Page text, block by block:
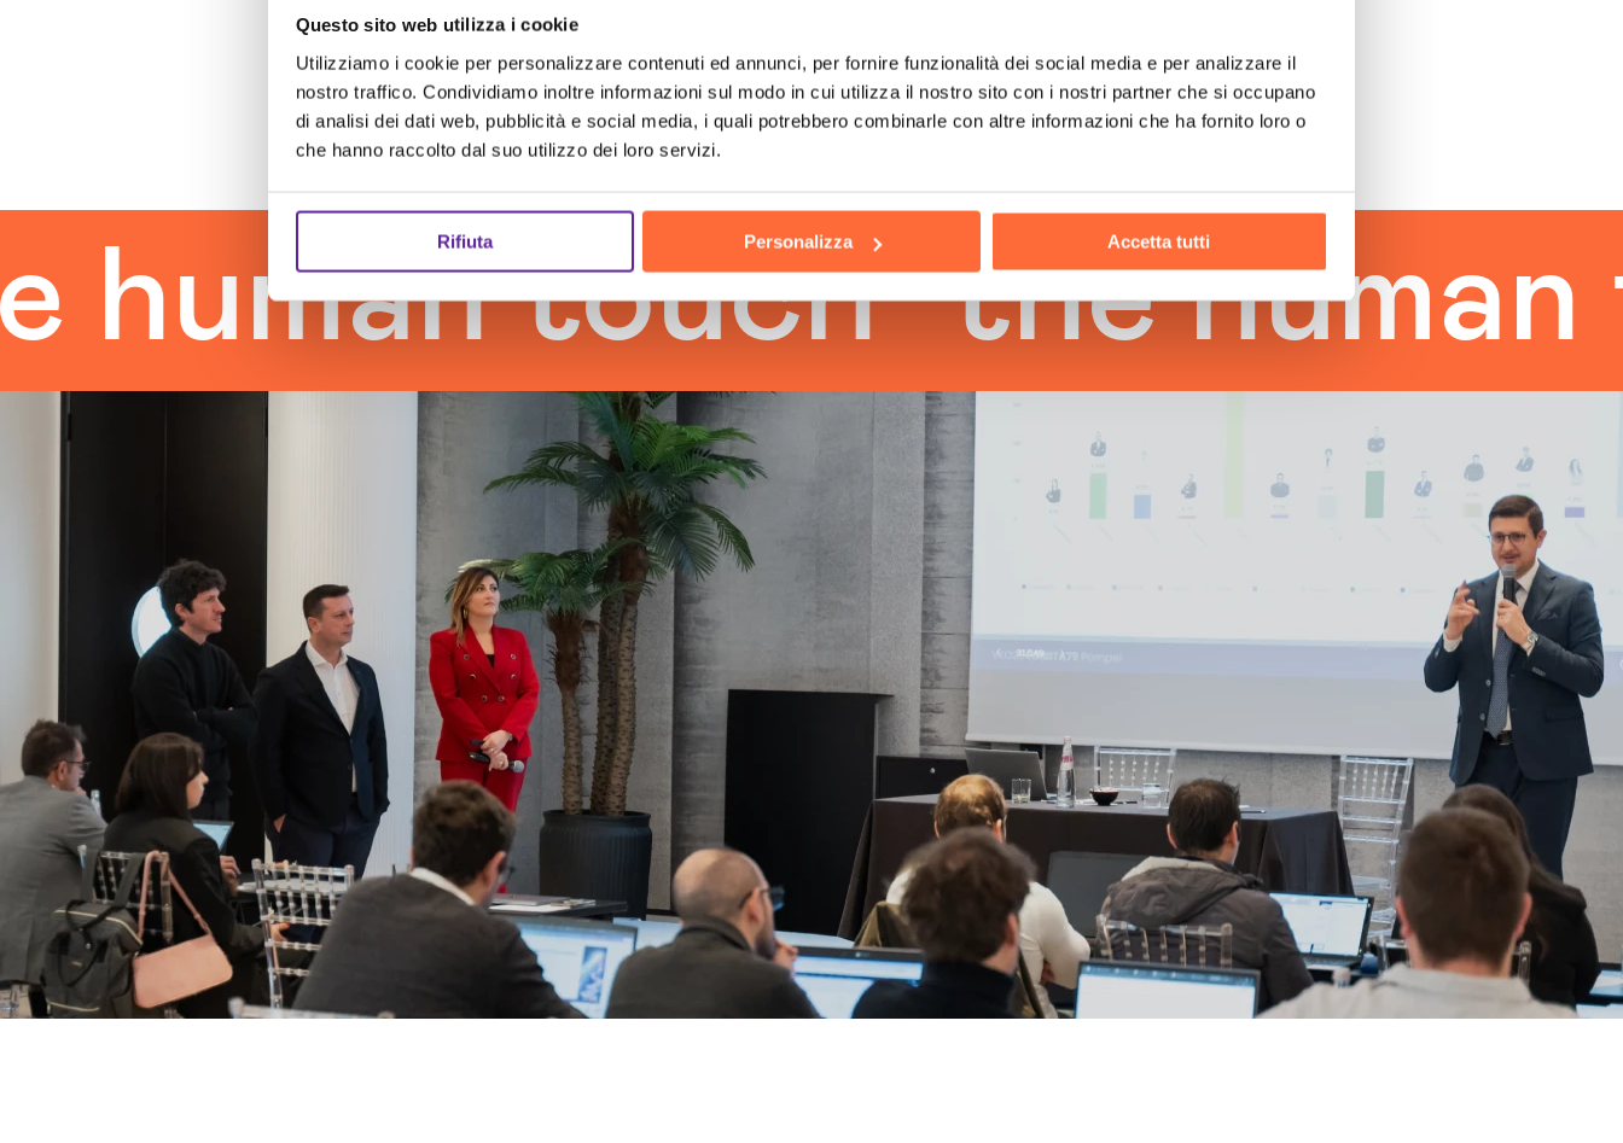
Questo sito web utilizza i cookie
Utilizziamo i cookie per personalizzare contenuti ed annunci, per fornire funzionalità dei social media e per analizzare il
nostro traffico. Condividiamo inoltre informazioni sul modo in cui utilizza il nostro sito con i nostri partner che si occupano
di analisi dei dati web, pubblicità e social media, i quali potrebbero combinarle con altre informazioni che ha fornito loro o
che hanno raccolto dal suo utilizzo dei loro servizi.
Rifiuta Personalizza Accetta tutti
touch the human